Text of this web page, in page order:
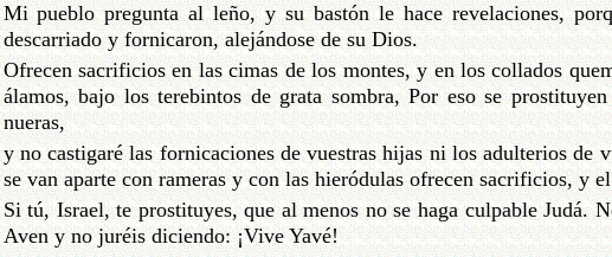
Mi pueblo pregunta al leño, y su bastón le hace revelaciones,
descarriado y fornicaron, alejándose de su Dios.
Ofrecen sacrificios en las cimas de los montes, y en los collados
álamos, bajo los terebintos de grata sombra, Por eso se
nueras,
y no castigaré las fornicaciones de vuestras hijas ni los adulterios de
se van aparte con rameras y con las hieródulas ofrecen sacrificios, y
Si tú, Israel, te prostituyes, que al menos no se haga culpable Judá.
Aven y no juréis diciendo: ¡Vive Yavé!